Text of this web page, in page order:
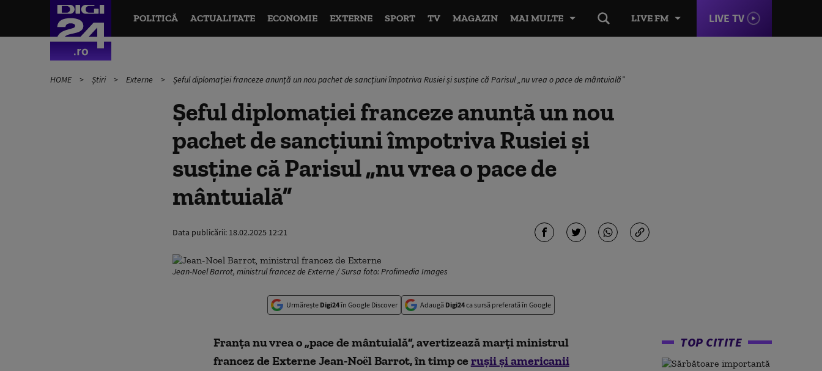
LIVE FM LIVE TV
POLITICĂ ACTUALITATE ECONOMIE EXTERNE SPORT TV MAGAZIN MAI MULTE
HOME Știri Externe Șeful diplomației franceze anunță un nou pachet de sancțiuni împotriva Rusiei și susține că Parisul „nu vrea o pace de mântuială”
Șeful diplomației franceze anunță un nou
pachet de sancțiuni împotriva Rusiei și
susține că Parisul „nu vrea o pace de
mântuială”
Data publicării: 18.02.2025 12:21
Jean-Noel Barrot, ministrul francez de Externe / Sursa foto: Profimedia Images
Urmărește Digi24în Google Discover Adaugă Digi24ca sursă preferată în Google
Franţa nu vrea o „pace de mântuială”, avertizează marţi ministrul
francez de Externe Jean-Noël Barrot, în timp ce ruşii şi americanii
TOP CITITE